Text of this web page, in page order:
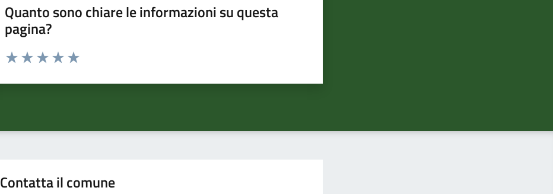
Quanto sono chiare le informazioni su questa
pagina?
Valuta da 1 a 5 stelle la pagina
Contatta il comune